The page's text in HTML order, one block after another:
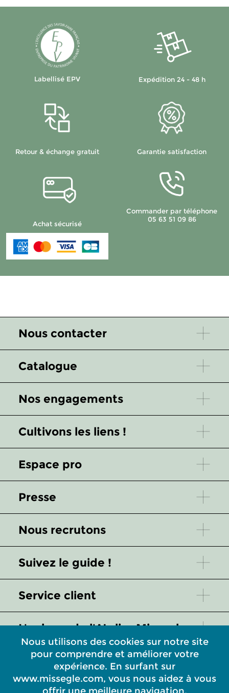
Nous utilisons des cookies sur notre site
pour comprendre et améliorer votre
expérience. En surfant sur
www.missegle.com, vous nous aidez à vous
Labellisé EPV Expédition 24 - 48 h
Retour & échange gratuit Garantie satisfaction
Achat sécurisé
Commander par téléphone
05 63 51 09 86
Nous contacter
Catalogue
Nos engagements
Cultivons les liens !
Espace pro
Presse
Nous recrutons
Suivez le guide !
Service client
L'univers de l'Atelier Missegle
Quelques mots pour mieux nous
connaître